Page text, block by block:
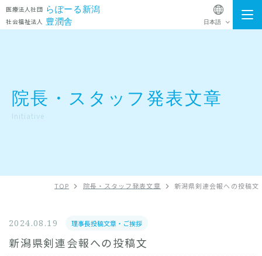
医療法人社団 らぽーる新潟
社会福祉法人 豊潤舎
お知らせ
Instagram
ゆきよしクリニック
通所リハビリテーション
お問い合わせ
院長・スタッフ発表文章
Initiative
TOP 院長・スタッフ発表文章 新潟県剣連会報への投稿文
2024.08.19 理事長投稿文章・ご挨拶
新潟県剣連会報への投稿文